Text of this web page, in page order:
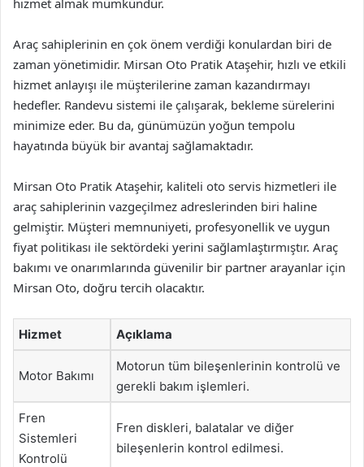
hizmet almak mümkündür.
Araç sahiplerinin en çok önem verdiği konulardan biri de
zaman yönetimidir. Mirsan Oto Pratik Ataşehir, hızlı ve etkili
hizmet anlayışı ile müşterilerine zaman kazandırmayı
hedefler. Randevu sistemi ile çalışarak, bekleme sürelerini
minimize eder. Bu da, günümüzün yoğun tempolu
hayatında büyük bir avantaj sağlamaktadır.
Mirsan Oto Pratik Ataşehir, kaliteli oto servis hizmetleri ile
araç sahiplerinin vazgeçilmez adreslerinden biri haline
gelmiştir. Müşteri memnuniyeti, profesyonellik ve uygun
fiyat politikası ile sektördeki yerini sağlamlaştırmıştır. Araç
bakımı ve onarımlarında güvenilir bir partner arayanlar için
Mirsan Oto, doğru tercih olacaktır.
Hizmet Açıklama
Motor Bakımı
Motorun tüm bileşenlerinin kontrolü ve
gerekli bakım işlemleri.
Fren
Sistemleri
Kontrolü
Fren diskleri, balatalar ve diğer
bileşenlerin kontrol edilmesi.